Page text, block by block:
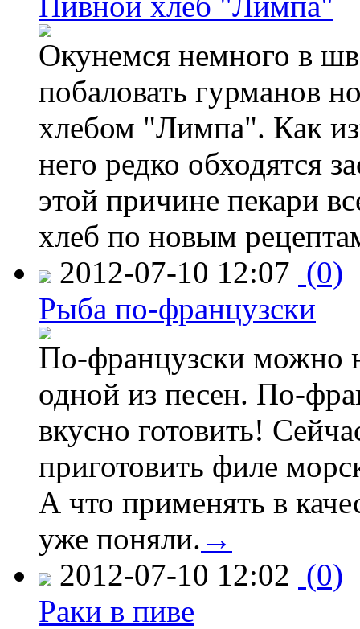
Окунемся немного в
побаловать гурманов
хлебом "Лимпа". Как
него редко обходятся
этой причине пекари
хлеб по новым
2012-07-10 12:07 (0)
Рыба по-французски
По-французски можно
одной из песен. По-
вкусно готовить!
приготовить филе
А что применять в
уже поняли. →
2012-07-10 12:02 (0)
Раки в пиве